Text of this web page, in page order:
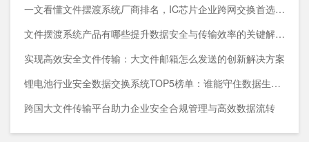
一文看懂文件摆渡系统厂商排名，IC芯片企业跨网交换首选方案
文件摆渡系统产品有哪些提升数据安全与传输效率的关键解决方案
实现高效安全文件传输：大文件邮箱怎么发送的创新解决方案
锂电池行业安全数据交换系统TOP5榜单：谁能守住数据生命线？
跨国大文件传输平台助力企业安全合规管理与高效数据流转